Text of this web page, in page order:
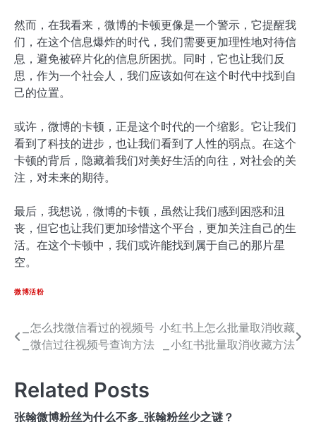
然而，在我看来，微博的卡顿更像是一个警示，它提醒我
们，在这个信息爆炸的时代，我们需要更加理性地对待信
息，避免被碎片化的信息所困扰。同时，它也让我们反
思，作为一个社会人，我们应该如何在这个时代中找到自
己的位置。
或许，微博的卡顿，正是这个时代的一个缩影。它让我们
看到了科技的进步，也让我们看到了人性的弱点。在这个
卡顿的背后，隐藏着我们对美好生活的向往，对社会的关
注，对未来的期待。
最后，我想说，微博的卡顿，虽然让我们感到困惑和沮
丧，但它也让我们更加珍惜这个平台，更加关注自己的生
活。在这个卡顿中，我们或许能找到属于自己的那片星
空。
微博活粉
文
章
导
航
_怎么找微信看过的视频号
_微信过往视频号查询方法
小红书上怎么批量取消收藏
_小红书批量取消收藏方法
Related Posts
张翰微博粉丝为什么不多_张翰粉丝少之谜？